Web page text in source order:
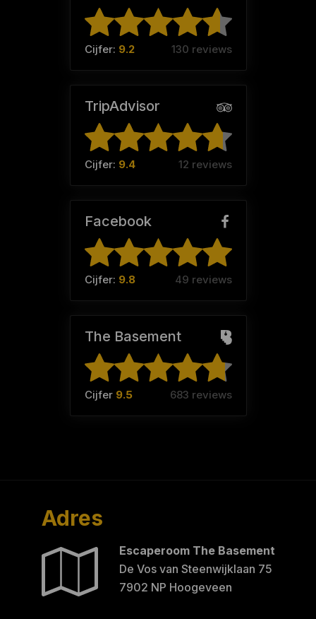
Cijfer: 9.2 130 reviews
TripAdvisor
Cijfer: 9.4 12 reviews
Facebook
Cijfer: 9.8 49 reviews
The Basement
Cijfer 9.5 683 reviews
Adres
Escaperoom The Basement
De Vos van Steenwijklaan 75
7902 NP Hoogeveen